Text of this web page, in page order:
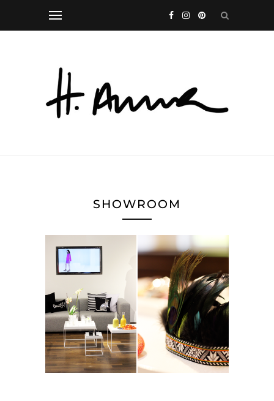
SHOWROOM